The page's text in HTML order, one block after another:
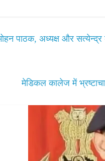
पाठक, अध्यक्ष और सत्येन्द्र
मेडिकल कालेज में